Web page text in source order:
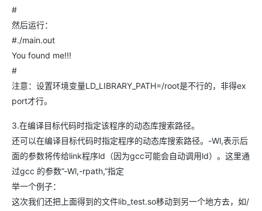
#
然后运行：
#./main.out
You found me!!!
#
注意：设置环境变量LD_LIBRARY_PATH=/root是不行的，非得ex
port才行。
3.在编译目标代码时指定该程序的动态库搜索路径。
还可以在编译目标代码时指定程序的动态库搜索路径。-Wl,表示后
面的参数将传给link程序ld（因为gcc可能会自动调用ld）。这里通
过gcc 的参数”-Wl,-rpath,”指定
举一个例子：
这次我们还把上面得到的文件lib_test.so移动到另一个地方去，如/